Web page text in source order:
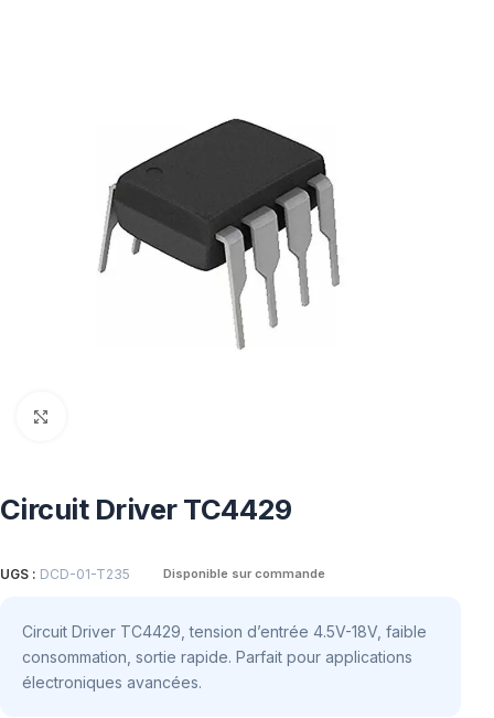
Circuit Driver TC4429
UGS : DCD-01-T235 Disponible sur commande
Circuit Driver TC4429, tension d’entrée 4.5V-18V, faible
consommation, sortie rapide. Parfait pour applications
électroniques avancées.